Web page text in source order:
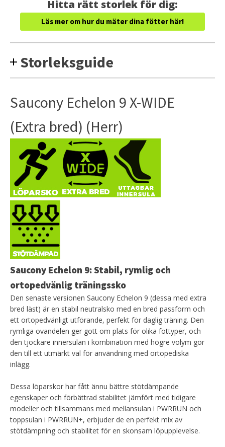
Hitta rätt storlek för dig:
Läs mer om hur du mäter dina fötter här!
Storleksguide
Saucony Echelon 9 X-WIDE
(Extra bred) (Herr)
Saucony Echelon 9: Stabil, rymlig och
ortopedvänlig träningssko
Den senaste versionen Saucony Echelon 9 (dessa med extra
bred läst) är en stabil neutralsko med en bred passform och
ett ortopedvänligt utförande, perfekt för daglig träning. Den
rymliga ovandelen ger gott om plats för olika fottyper, och
den tjockare innersulan i kombination med högre volym gör
den till ett utmärkt val för användning med ortopediska
inlägg.
Dessa löparskor har fått ännu bättre stötdämpande
egenskaper och förbättrad stabilitet jämfört med tidigare
modeller och tillsammans med mellansulan i PWRRUN och
toppsulan i PWRRUN+, erbjuder de en perfekt mix av
stötdämpning och stabilitet för en skonsam löpupplevelse.